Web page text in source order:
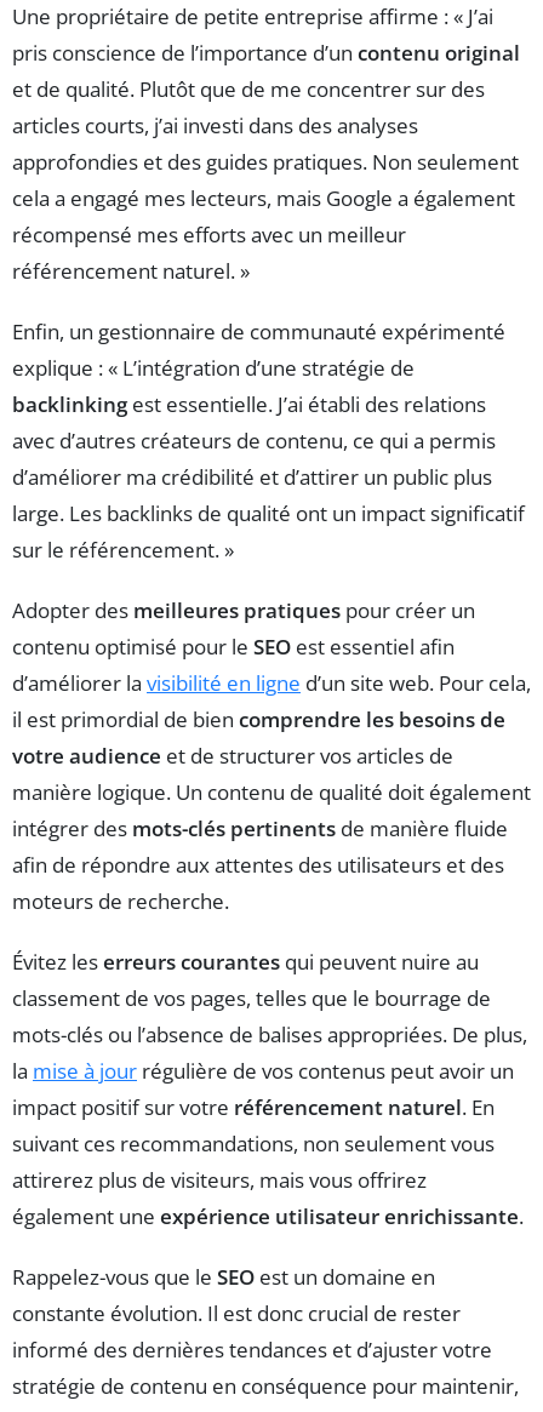
Une propriétaire de petite entreprise affirme : « J’ai
pris conscience de l’importance d’un contenu original
et de qualité. Plutôt que de me concentrer sur des
articles courts, j’ai investi dans des analyses
approfondies et des guides pratiques. Non seulement
cela a engagé mes lecteurs, mais Google a également
récompensé mes efforts avec un meilleur
référencement naturel. »
Enfin, un gestionnaire de communauté expérimenté
explique : « L’intégration d’une stratégie de
backlinkingest essentielle. J’ai établi des relations
avec d’autres créateurs de contenu, ce qui a permis
d’améliorer ma crédibilité et d’attirer un public plus
large. Les backlinks de qualité ont un impact significatif
sur le référencement. »
Adopter des meilleures pratiques pour créer un
contenu optimisé pour le SEO est essentiel afin
d’améliorer la visibilité en ligne d’un site web. Pour cela,
il est primordial de bien comprendre les besoins de
votre audience et de structurer vos articles de
manière logique. Un contenu de qualité doit également
intégrer des mots-clés pertinents de manière fluide
afin de répondre aux attentes des utilisateurs et des
moteurs de recherche.
Évitez leserreurs courantes qui peuvent nuire au
classement de vos pages, telles que le bourrage de
mots-clés ou l’absence de balises appropriées. De plus,
la mise à jour régulière de vos contenus peut avoir un
impact positif sur votre référencement naturel. En
suivant ces recommandations, non seulement vous
attirerez plus de visiteurs, mais vous offrirez
également une expérience utilisateur enrichissante.
Rappelez-vous que le SEO est un domaine en
constante évolution. Il est donc crucial de rester
informé des dernières tendances et d’ajuster votre
stratégie de contenu en conséquence pour maintenir,